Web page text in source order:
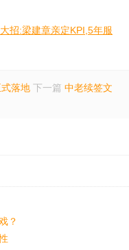
招:梁建章亲定KPI,5年服
落地 下一篇 中老续签文
？